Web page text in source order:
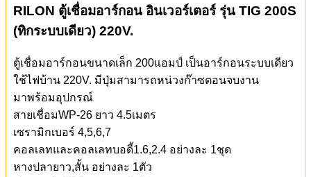
RILON ตู้เชื่อมอาร์กอน อินเวอร์เตอร์ รุ่น TIG 200S
(ทิกระบบเดียว) 220V.
ตู้เชื่อมอาร์กอนขนาดเล็ก 200แอมป์ เป็นอาร์กอนระบบเดียว
ใช้ไฟบ้าน 220V. มีปุ่มสามารถหน่วงก๊าซตอนจบงาน
มาพร้อมอุปกรณ์
สายเชื่อมWP-26 ยาว 4.5เมตร
เซรามิกเบอร์ 4,5,6,7
คอลเลทและคอลเลทบอดี้1.6,2.4 อย่างละ 1ชุด
หางปลายาว,สั้น อย่างละ 1ตัว